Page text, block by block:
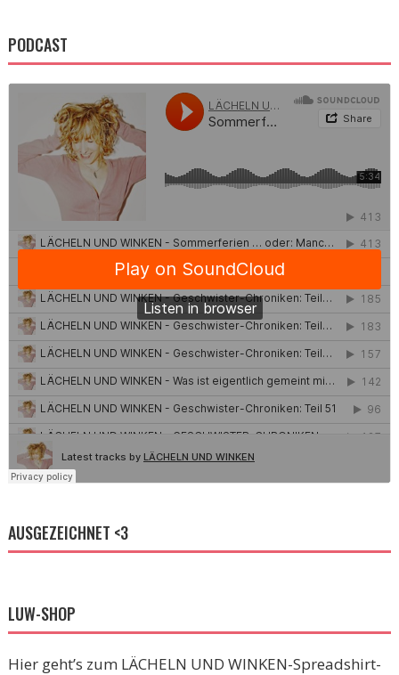
PODCAST
AUSGEZEICHNET <3
LUW-SHOP
Hier geht’s zum LÄCHELN UND WINKEN-Spreadshirt-